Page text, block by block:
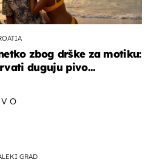
zbog drške za motiku:
duguju pivo...
GRAD